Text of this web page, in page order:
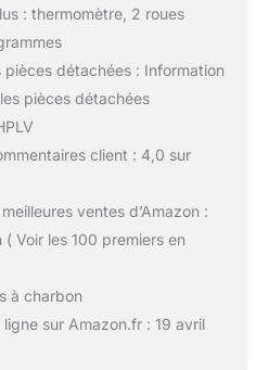
: thermomètre, 2 roues
pièces détachées : Information
pièces détachées
client : 4,0 sur
ventes d’Amazon :
( Voir les 100 premiers en
à charbon
sur Amazon.fr : 19 avril